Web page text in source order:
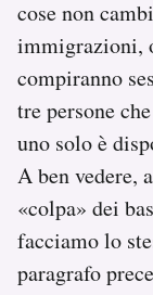
cose non
immigrazioni,
compiranno
tre persone
uno solo è
A ben vedere,
«colpa» dei
facciamo lo
paragrafo